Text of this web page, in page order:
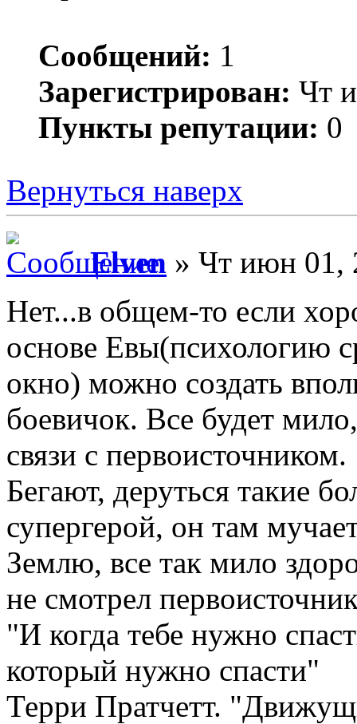
Сообщений: 1
Зарегистрирован: Чт
Пункты репутации: 0
Вернуться наверх
Elven » Чт июн 01,
Нет...в общем-то если
основе Евы(психологию
окно) можно создать
боевичок. Все будет
связи с первоисточником.
Бегают, деруться такие
супергерой, он там
Землю, все так мило
не смотрел
"И когда тебе нужно
который нужно спасти"
Терри Пратчетт.